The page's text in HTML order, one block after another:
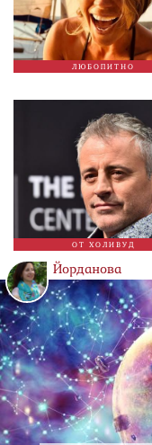
ЛЮБОПИТНО
ОТ ХОЛИВУД
Йорданова